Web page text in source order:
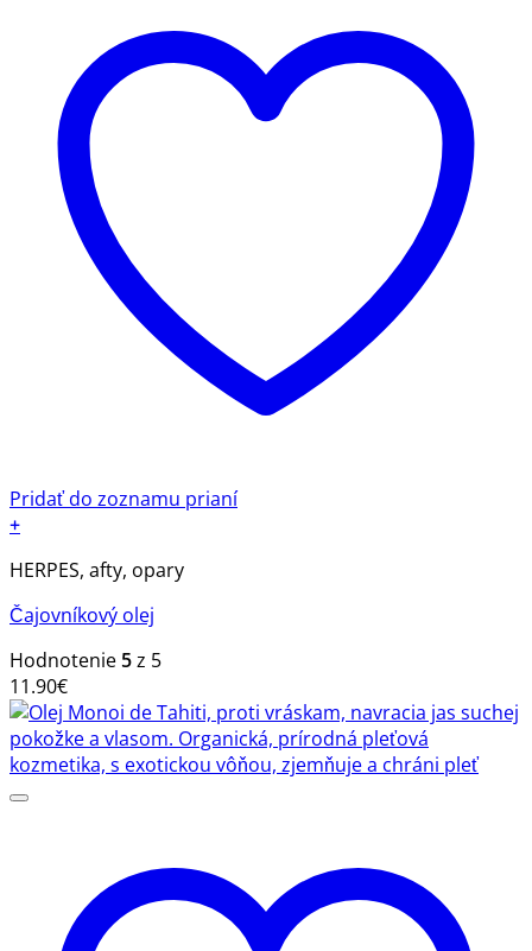
Pridať do zoznamu prianí
+
HERPES, afty, opary
Čajovníkový olej
Hodnotenie5z 5
11.90€